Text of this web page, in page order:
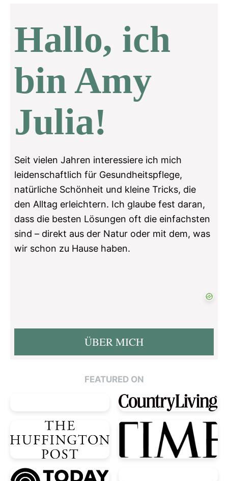
Hallo, ich
bin Amy
Julia!
Seit vielen Jahren interessiere ich mich
leidenschaftlich für Gesundheitspflege,
natürliche Schönheit und kleine Tricks, die
den Alltag erleichtern. Ich glaube fest daran,
dass die besten Lösungen oft die einfachsten
sind – direkt aus der Natur oder mit dem, was
wir schon zu Hause haben.
ÜBER MICH
FEATURED ON